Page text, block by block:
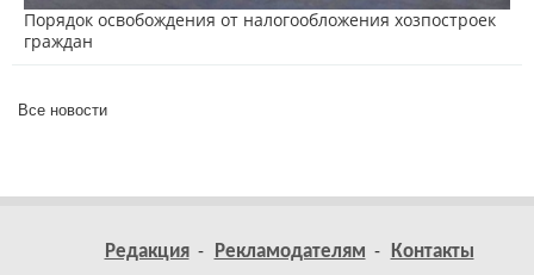
Порядок освобождения от налогообложения хозпостроек
граждан
Все новости
Редакция Рекламодателям Контакты